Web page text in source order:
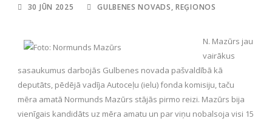
30 JŪN 2025 GULBENES NOVADS, REĢIONOS
N. Mazūrs jau
vairākus
sasaukumus darbojās Gulbenes novada pašvaldībā kā
deputāts, pēdējā vadīja Autoceļu (ielu) fonda komisiju, taču
mēra amatā Normunds Mazūrs stājās pirmo reizi. Mazūrs bija
vienīgais kandidāts uz mēra amatu un par viņu nobalsoja visi 15